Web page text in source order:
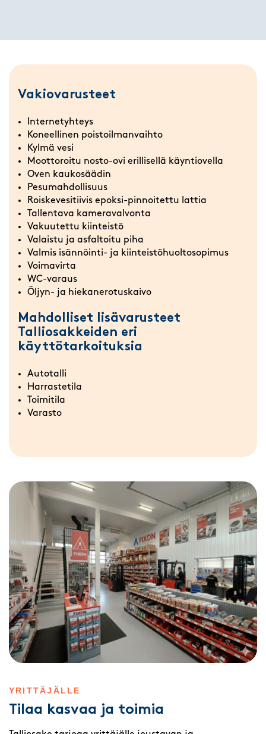
Vakiovarusteet
Internetyhteys
Koneellinen poistoilmanvaihto
Kylmä vesi
Moottoroitu nosto-ovi erillisellä käyntiovella
Oven kaukosäädin
Pesumahdollisuus
Roiskevesitiivis epoksi-pinnoitettu lattia
Tallentava kameravalvonta
Vakuutettu kiinteistö
Valaistu ja asfaltoitu piha
Valmis isännöinti- ja kiinteistöhuoltosopimus
Voimavirta
WC-varaus
Öljyn- ja hiekanerotuskaivo
Mahdolliset lisävarusteet
Talliosakkeiden eri
käyttötarkoituksia
Autotalli
Harrastetila
Toimitila
Varasto
YRITTÄJÄLLE
Tilaa kasvaa ja toimia